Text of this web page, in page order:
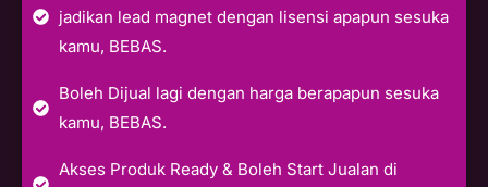
jadikan lead magnet dengan lisensi apapun sesuka
kamu, BEBAS.
Boleh Dijual lagi dengan harga berapapun sesuka
kamu, BEBAS.
Akses Produk Ready & Boleh Start Jualan di